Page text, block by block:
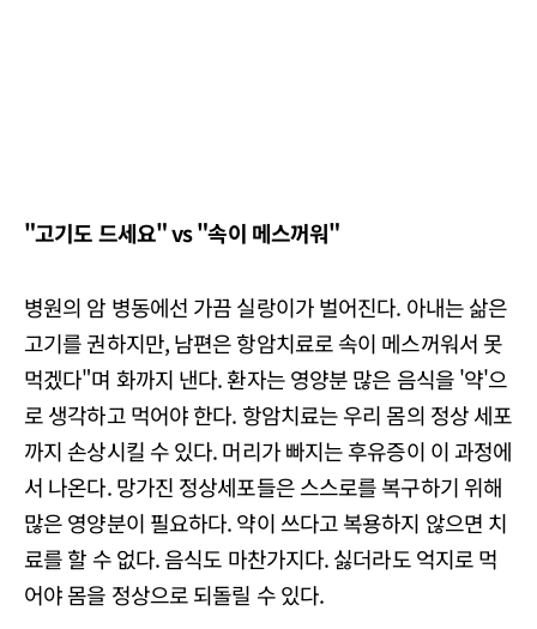
"고기도 드세요" vs "속이 메스꺼워"
병원의 암 병동에선 가끔 실랑이가 벌어진다. 아내는 삶은
고기를 권하지만, 남편은 항암치료로 속이 메스꺼워서 못
먹겠다"며 화까지 낸다. 환자는 영양분 많은 음식을 '약'으
로 생각하고 먹어야 한다. 항암치료는 우리 몸의 정상 세포
까지 손상시킬 수 있다. 머리가 빠지는 후유증이 이 과정에
서 나온다. 망가진 정상세포들은 스스로를 복구하기 위해
많은 영양분이 필요하다. 약이 쓰다고 복용하지 않으면 치
료를 할 수 없다. 음식도 마찬가지다. 싫더라도 억지로 먹
어야 몸을 정상으로 되돌릴 수 있다.